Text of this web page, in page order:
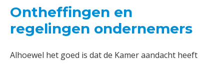
Ontheffingen en
regelingen ondernemers
Alhoewel het goed is dat de Kamer aandacht heeft